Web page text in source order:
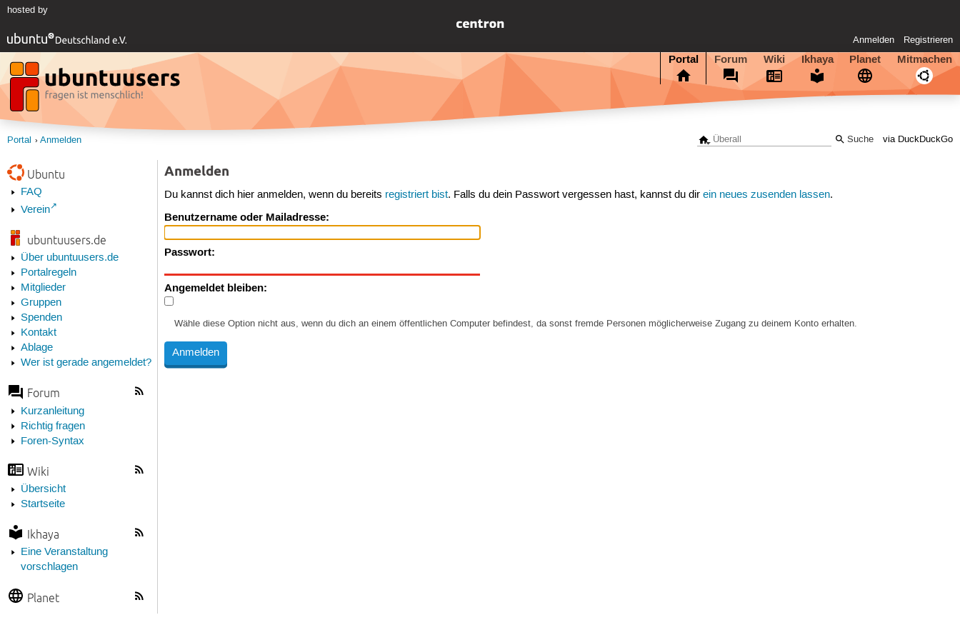
hosted by
Anmelden Registrieren
Portal Forum Wiki Ikhaya Planet Mitmachen
via DuckDuckGo
Portal Anmelden
Ubuntu
FAQ
Verein
ubuntuusers.de
Über ubuntuusers.de
Portalregeln
Mitglieder
Gruppen
Spenden
Kontakt
Ablage
Wer ist gerade angemeldet?
Forum
Kurzanleitung
Richtig fragen
Foren-Syntax
Wiki
Übersicht
Startseite
Ikhaya
Eine Veranstaltung
vorschlagen
Planet
Anmelden
Du kannst dich hier anmelden, wenn du bereits registriert bist. Falls du dein Passwort vergessen hast, kannst du direin neues zusenden lassen.
Benutzername oder Mailadresse:
Passwort:
Angemeldet bleiben:
Wähle diese Option nicht aus, wenn du dich an einem öffentlichen Computer befindest, da sonst fremde Personen möglicherweise Zugang zu deinem Konto erhalten.